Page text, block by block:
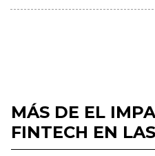
MÁS DE EL
FINTECH EN